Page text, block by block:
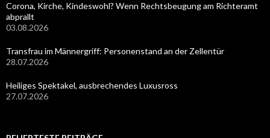
Corona, Kirche, Kindeswohl? Wenn Rechtsbeugung am Richteramt
abprallt
03.08.2026
Transfrau im Männergriff: Personenstand an der Zellentür
28.07.2026
Heiliges Spektakel, ausbrechendes Luxusross
27.07.2026